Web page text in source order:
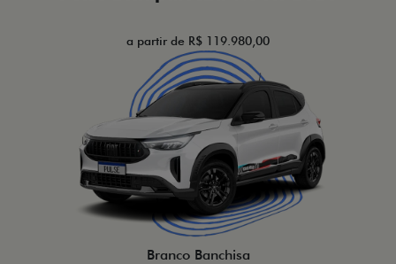
a partir de R$ 119.980,00
Branco Banchisa